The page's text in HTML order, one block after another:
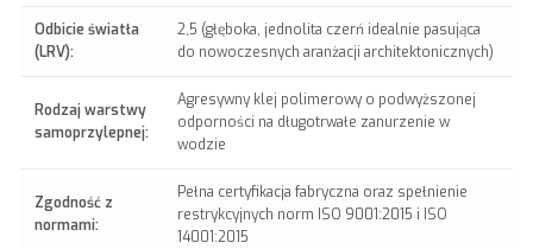
Odbicie światła
(LRV):
2,5 (głęboka, jednolita czerń idealnie pasująca
do nowoczesnych aranżacji architektonicznych)
Rodzaj warstwy
samoprzylepnej:
Agresywny klej polimerowy o podwyższonej
odporności na długotrwałe zanurzenie w
wodzie
Zgodność z
normami:
Pełna certyfikacja fabryczna oraz spełnienie
restrykcyjnych norm ISO 9001:2015 i ISO
14001:2015